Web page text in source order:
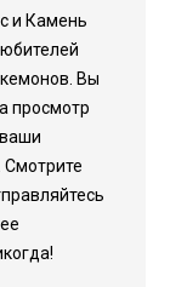
и Камень
Вы
просмотр
Смотрите